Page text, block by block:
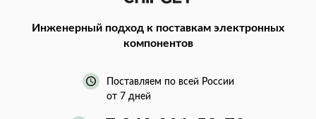
Инженерный подход к поставкам электронных
компонентов
Поставляем по всей России
от 7 дней